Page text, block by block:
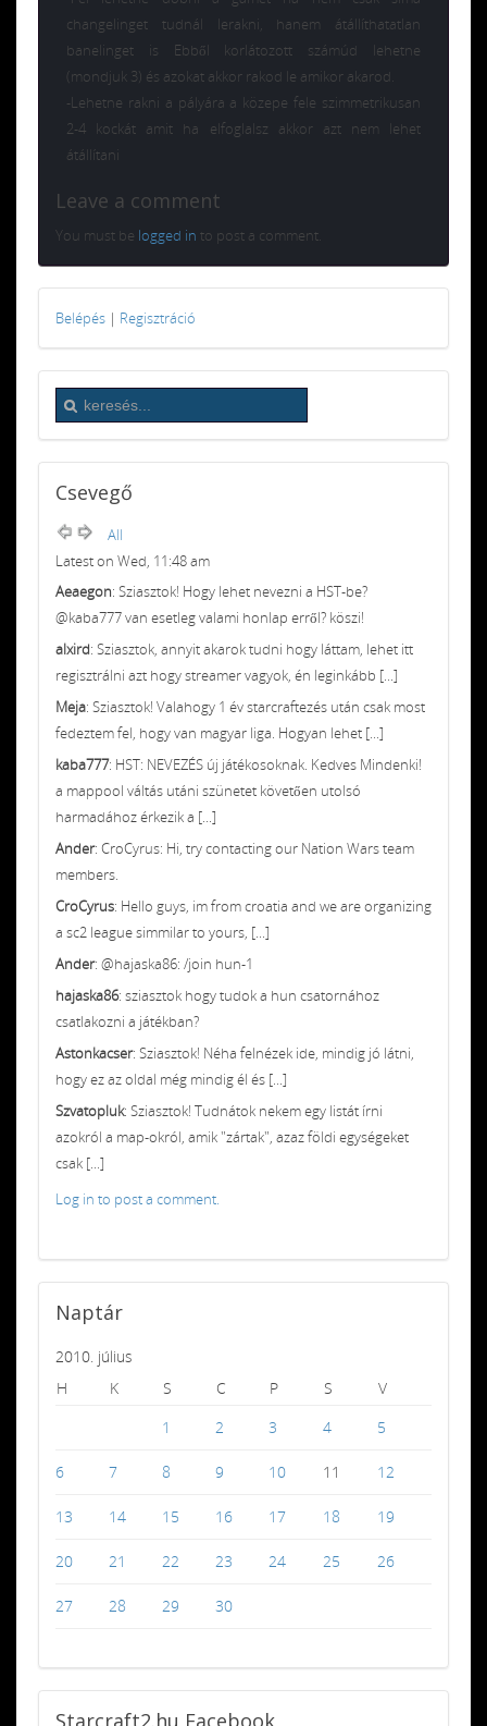
changelinget tudnál lerakni, hanem átállíthatatlan
banelinget is Ebből korlátozott számúd lehetne
(mondjuk 3) és azokat akkor rakod le amikor akarod.
-Lehetne rakni a pályára a közepe fele szimmetrikusan
2-4 kockát amit ha elfoglalsz akkor azt nem lehet
átállítani
Leave a comment
You must be logged in to post a comment.
Belépés | Regisztráció
Csevegő
All
Latest on Wed, 11:48 am
Aeaegon: Sziasztok! Hogy lehet nevezni a HST-be?
@kaba777 van esetleg valami honlap erről? köszi!
alxird: Sziasztok, annyit akarok tudni hogy láttam, lehet itt
regisztrálni azt hogy streamer vagyok, én leginkább [...]
Meja: Sziasztok! Valahogy 1 év starcraftezés után csak most
fedeztem fel, hogy van magyar liga. Hogyan lehet [...]
kaba777: HST: NEVEZÉS új játékosoknak. Kedves Mindenki!
a mappool váltás utáni szünetet követően utolsó
harmadához érkezik a [...]
Ander: CroCyrus: Hi, try contacting our Nation Wars team
members.
CroCyrus: Hello guys, im from croatia and we are organizing
a sc2 league simmilar to yours, [...]
Ander: @hajaska86: /join hun-1
hajaska86: sziasztok hogy tudok a hun csatornához
csatlakozni a játékban?
Astonkacser: Sziasztok! Néha felnézek ide, mindig jó látni,
hogy ez az oldal még mindig él és [...]
Szvatopluk: Sziasztok! Tudnátok nekem egy listát írni
azokról a map-okról, amik "zártak", azaz földi egységeket
csak [...]
Log in to post a comment.
Naptár
2010. július
H
K S C P S
V
1
2 3 4 5
6 7 8 9 10 11 12
13 14 15 16 17 18 19
20 21 22 23 24 25 26
27 28 29 30
Starcraft2.hu Facebook